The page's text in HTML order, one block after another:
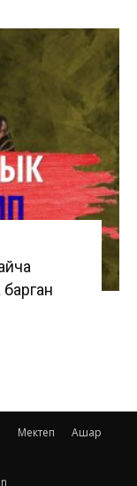
Мектеп
Ашар